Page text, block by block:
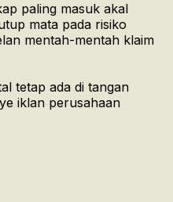
paling masuk akal
mata pada risiko
mentah-mentah klaim
tetap ada di tangan
iklan perusahaan